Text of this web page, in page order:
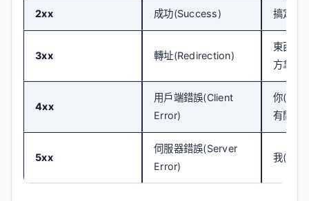
2xx 成功(Success) 搞定,東
3xx 轉址(Redirection)
東西搬
方拿
4xx
用戶端錯誤(Client
Error)
你(瀏覽
有問題
5xx
伺服器錯誤(Server
Error)
我(伺服